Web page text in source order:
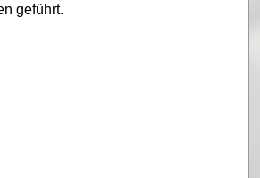
geführt.